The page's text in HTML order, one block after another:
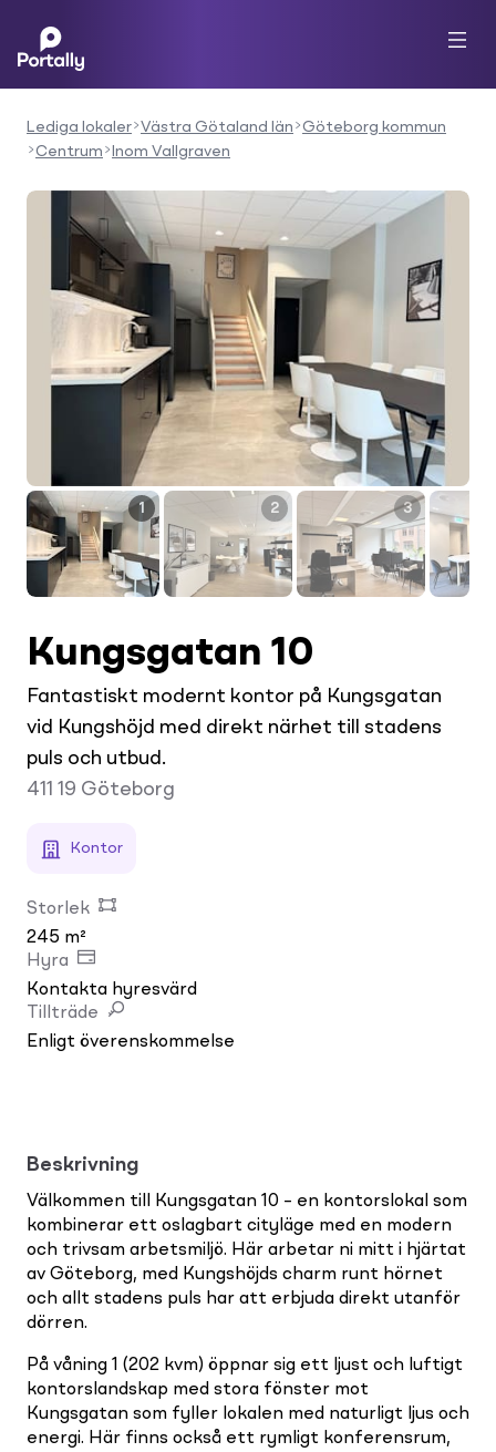
Lediga lokaler Västra Götaland län
Göteborg kommun
Centrum
Inom Vallgraven
1 2 3
Kungsgatan 10
Fantastiskt modernt kontor på Kungsgatan
vid Kungshöjd med direkt närhet till stadens
puls och utbud.
411 19 Göteborg
Kontor
Storlek
245 m²
Hyra
Kontakta hyresvärd
Tillträde
Enligt överenskommelse
Beskrivning
Välkommen till Kungsgatan 10 – en kontorslokal som
kombinerar ett oslagbart cityläge med en modern
och trivsam arbetsmiljö. Här arbetar ni mitt i hjärtat
av Göteborg, med Kungshöjds charm runt hörnet
och allt stadens puls har att erbjuda direkt utanför
dörren.
På våning 1 (202 kvm) öppnar sig ett ljust och luftigt
kontorslandskap med stora fönster mot
Kungsgatan som fyller lokalen med naturligt ljus och
energi. Här finns också ett rymligt konferensrum,